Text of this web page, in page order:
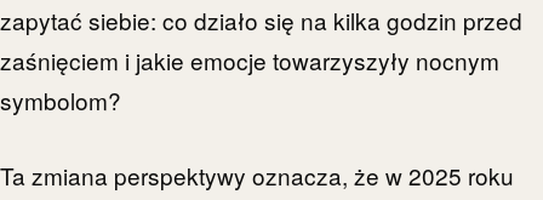
zapytać siebie: co działo się na kilka godzin przed
zaśnięciem i jakie emocje towarzyszyły nocnym
symbolom?
Ta zmiana perspektywy oznacza, że w 2025 roku